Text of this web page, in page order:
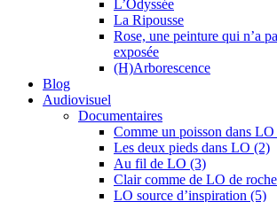
L’Odyssée
La Ripousse
Rose, une peinture qui n’a
exposée
(H)Arborescence
Blog
Audiovisuel
Documentaires
Comme un poisson dans
Les deux pieds dans LO (2)
Au fil de LO (3)
Clair comme de LO de
LO source d’inspiration (5)